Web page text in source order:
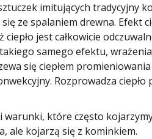
imitujących tradycyjny
ze spalaniem drewna. Efekt
jest całkowicie
samego efektu,
się ciepłem
Rozprowadza ciepło
które często
ale kojarzą się z kominkiem.